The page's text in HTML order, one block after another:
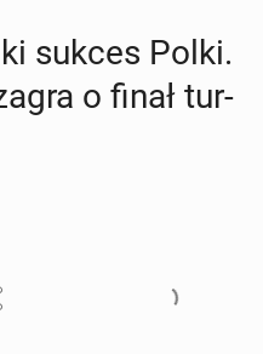
sukces Polki.
o finał tur­